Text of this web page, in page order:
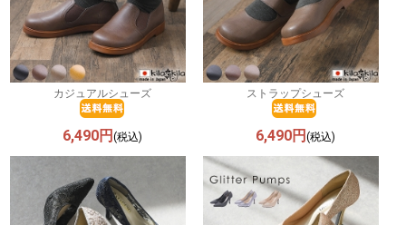
カジュアルシューズ
6,490円(税込)
ストラップシューズ
6,490円 (税込)